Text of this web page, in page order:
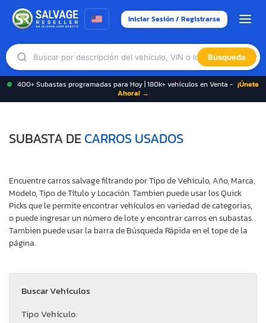
Iniciar Sesión / Registrarse
Búsqueda
400+ Subastas programadas para Hoy | 180k+ vehículos en Venta - ¡Únete
Ahora! →
SUBASTA DECARROS USADOS
Encuentre carros salvage filtrando por Tipo de Vehículo, Año, Marca,
Modelo, Tipo de Título y Locación. Tambien puede usar los Quick
Picks que le permite encontrar vehículos en variedad de categorias,
o puede ingresar un número de lote y encontrar carros en subastas.
Tambien puede usar la barra de Búsqueda Rápida en el tope de la
página.
Buscar Vehículos
Tipo Vehículo: